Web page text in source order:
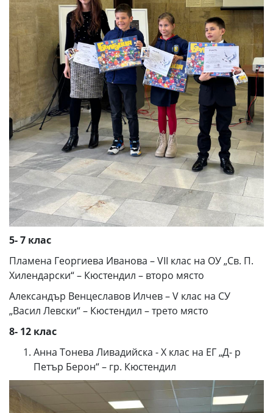
5- 7 клас
Пламена Георгиева Иванова – VII клас на ОУ „Св. П.
Хилендарски“ – Кюстендил – второ място
Александър Венцеславов Илчев – V клас на СУ
„Васил Левски“ – Кюстендил – трето място
8- 12 клас
Анна Тонева Ливадийска - X клас на ЕГ „Д- р
Петър Берон“ – гр. Кюстендил